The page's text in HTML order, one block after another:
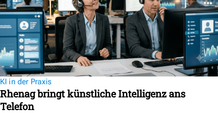
KI in der Praxis
Rhenag bringt künstliche Intelligenz ans
Telefon